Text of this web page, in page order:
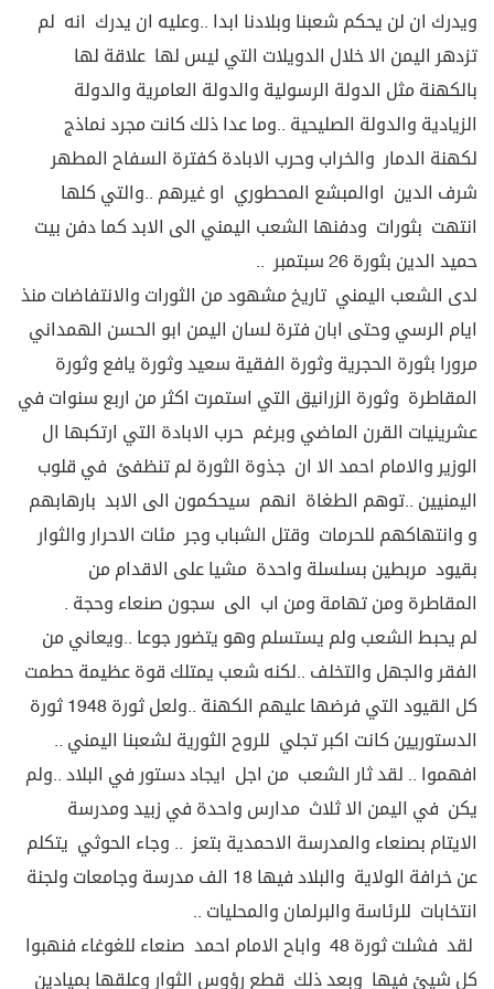
ويدرك ان لن يحكم شعبنا وبلادنا ابدا ..وعليه ان يدرك انه لم
تزدهر اليمن الا خلال الدويلات التي ليس لها علاقة لها
بالكهنة مثل الدولة الرسولية والدولة العامرية والدولة
الزيادية والدولة الصليحية ..وما عدا ذلك كانت مجرد نماذج
لكهنة الدمار والخراب وحرب الابادة كفترة السفاح المطهر
شرف الدين اوالمبشع المحطوري او غيرهم ..والتي كلها
انتهت بثورات ودفنها الشعب اليمني الى الابد كما دفن بيت
حميد الدين بثورة 26 سبتمبر ..
لدى الشعب اليمني تاريخ مشهود من الثورات والانتفاضات منذ
ايام الرسي وحتى ابان فترة لسان اليمن ابو الحسن الهمداني
مرورا بثورة الحجرية وثورة الفقية سعيد وثورة يافع وثورة
المقاطرة وثورة الزرانيق التي استمرت اكثر من اربع سنوات في
عشرينيات القرن الماضي وبرغم حرب الابادة التي ارتكبها ال
الوزير والامام احمد الا ان جذوة الثورة لم تنظفئ في قلوب
اليمنيين ..توهم الطغاة انهم سيحكمون الى الابد بارهابهم
و وانتهاكهم للحرمات وقتل الشباب وجر مئات الاحرار والثوار
بقيود مربطين بسلسلة واحدة مشيا على الاقدام من
المقاطرة ومن تهامة ومن اب الى سجون صنعاء وحجة .
لم يحبط الشعب ولم يستسلم وهو يتضور جوعا ..ويعاني من
الفقر والجهل والتخلف ..لكنه شعب يمتلك قوة عظيمة حطمت
كل القيود التي فرضها عليهم الكهنة ..ولعل ثورة 1948 ثورة
الدستوريين كانت اكبر تجلي للروح الثورية لشعبنا اليمني ..
افهموا .. لقد ثار الشعب من اجل ايجاد دستور في البلاد ..ولم
يكن في اليمن الا ثلاث مدارس واحدة في زبيد ومدرسة
الايتام بصنعاء والمدرسة الاحمدية بتعز .. وجاء الحوثي يتكلم
عن خرافة الولاية والبلاد فيها 18 الف مدرسة وجامعات ولجنة
انتخابات للرئاسة والبرلمان والمحليات ..
لقد فشلت ثورة 48 واباح الامام احمد صنعاء للغوغاء فنهبوا
كل شيئ فيها وبعد ذلك قطع رؤوس الثوار وعلقها بميادين